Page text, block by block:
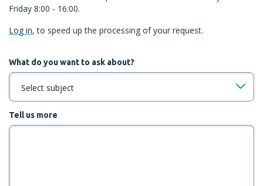
Friday 8:00 - 16:00.
Log in, to speed up the processing of your request.
What do you want to ask about?
Select subject
Tell us more